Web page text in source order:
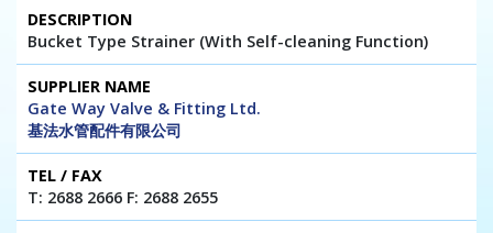
Bucket Type Strainer (With Self-cleaning Function)
Gate Way Valve & Fitting Ltd.
基法水管配件有限公司
T: 2688 2666 F: 2688 2655